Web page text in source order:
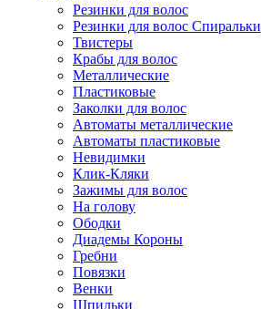
Резинки для волос
Резинки для волос Спиральки
Твистеры
Крабы для волос
Металлические
Пластиковые
Заколки для волос
Автоматы металлические
Автоматы пластиковые
Невидимки
Клик-Кляки
Зажимы для волос
На голову
Ободки
Диадемы Короны
Гребни
Повязки
Венки
Шпильки